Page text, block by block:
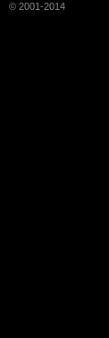
© 2001-2014